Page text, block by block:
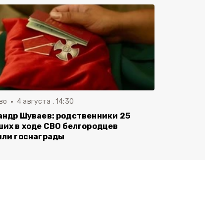
4 августа , 14:30
Шуваев: родственники 25
в ходе СВО белгородцев
госнаграды